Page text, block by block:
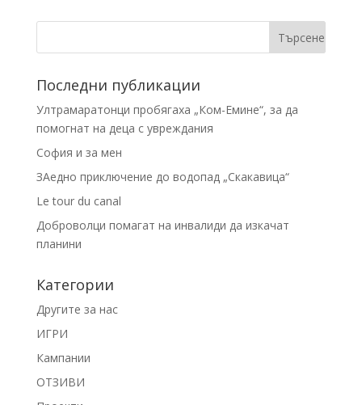
Последни публикации
Ултрамаратонци пробягаха „Ком-Емине“, за да
помогнат на деца с увреждания
София и за мен
ЗАедно приключение до водопад „Скакавица“
Le tour du canal
Доброволци помагат на инвалиди да изкачат
планини
Категории
Другите за нас
ИГРИ
Кампании
ОТЗИВИ